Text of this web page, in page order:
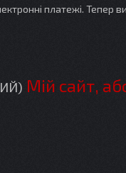
платежі.
Мій сайт,